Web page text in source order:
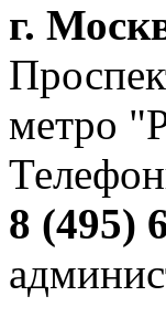
г.
метро
8 (495)